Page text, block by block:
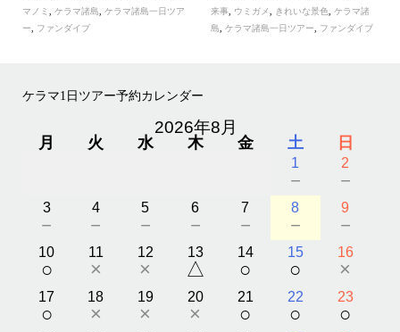
マノミ
ケラマ諸島
ケラマ諸島一日ツア
ー
ファンダイブ
来事
ウミガメ きれいな景色 ,ケラマ諸
島
,ケラマ諸島一日ツアー ファンダイブ
ケラマ1日ツアー予約カレンダー
2026年8月
月 火 水 木 金 土 日
1
－
2
－
3
－
4
－
5
－
6
－
7
－
8
－
9
－
10
○
11
×
12
×
13
△
14
○
15
○
16
×
17
○
18
×
19
×
20
×
21
○
22
○
23
○